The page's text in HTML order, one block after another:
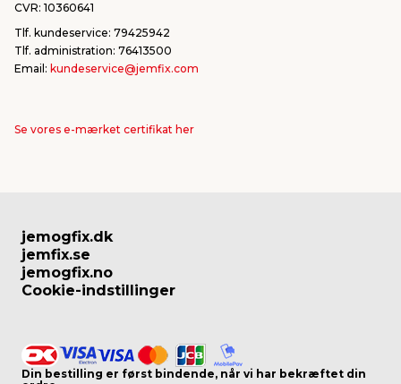
CVR: 10360641
Tlf. kundeservice: 79425942
Tlf. administration: 76413500
Email: kundeservice@jemfix.com
Se vores e-mærket certifikat her
jemogfix.dk
jemfix.se
jemogfix.no
Cookie-indstillinger
Din bestilling er først bindende, når vi har bekræftet din